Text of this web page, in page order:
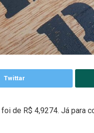
Twittar
de R$ 4,9274. Já para